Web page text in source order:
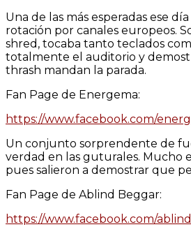
Una de las más esperadas ese
rotación por canales europeos.
shred, tocaba tanto teclados
totalmente el auditorio y
thrash mandan la parada.
Fan Page de Energema:
https://www.facebook.com/
Un conjunto sorprendente de
verdad en las guturales. Mucho
pues salieron a demostrar que
Fan Page de Ablind Beggar:
https://www.facebook.com/